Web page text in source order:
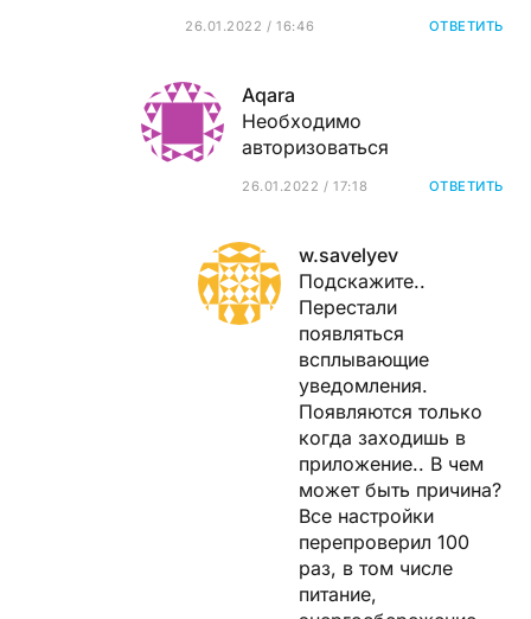
26.01.2022 / 16:46 ОТВЕТИТЬ
Aqara
Необходимо
авторизоваться
26.01.2022 / 17:18 ОТВЕТИТЬ
w.savelyev
Подскажите..
Перестали
появляться
всплывающие
уведомления.
Появляются только
когда заходишь в
приложение.. В чем
может быть причина?
Все настройки
перепроверил 100
раз, в том числе
питание,